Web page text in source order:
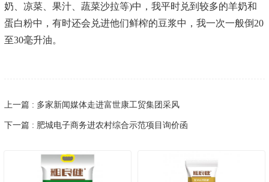
奶、凉菜、果汁、蔬菜沙拉等)中，我平时兑到较多的羊奶和
蛋白粉中，有时还会兑进他们鲜榨的豆浆中，我一次一般倒20
至30毫升油。
上一篇 : 多家新闻媒体走进富世康工贸集团采风
下一篇 : 肥城电子商务进农村综合示范项目询价函